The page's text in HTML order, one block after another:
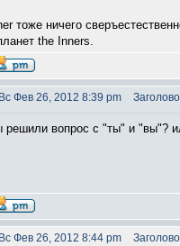
тоже ничего
the Inners.
Фев 26, 2012 8:39 pm
решили вопрос с "ты" и "вы"?
Фев 26, 2012 8:44 pm